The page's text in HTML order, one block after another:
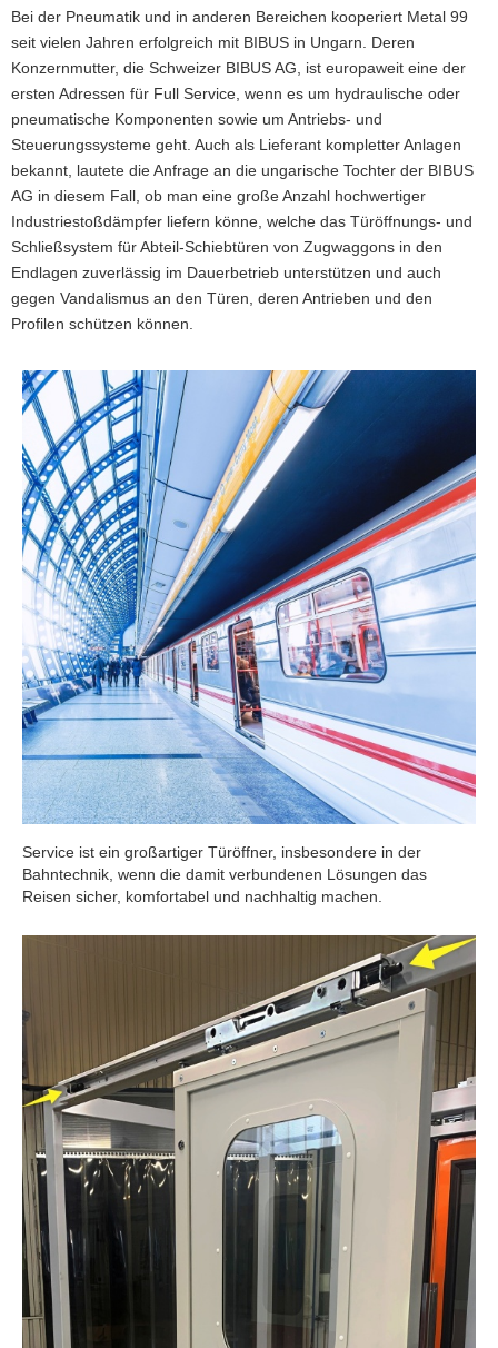
Bei der Pneumatik und in anderen Bereichen kooperiert Metal 99
seit vielen Jahren erfolgreich mit BIBUS in Ungarn. Deren
Konzernmutter, die Schweizer BIBUS AG, ist europaweit eine der
ersten Adressen für Full Service, wenn es um hydraulische oder
pneumatische Komponenten sowie um Antriebs- und
Steuerungssysteme geht. Auch als Lieferant kompletter Anlagen
bekannt, lautete die Anfrage an die ungarische Tochter der BIBUS
AG in diesem Fall, ob man eine große Anzahl hochwertiger
Industriestoßdämpfer liefern könne, welche das Türöffnungs- und
Schließsystem für Abteil-Schiebtüren von Zugwaggons in den
Endlagen zuverlässig im Dauerbetrieb unterstützen und auch
gegen Vandalismus an den Türen, deren Antrieben und den
Profilen schützen können.
Service ist ein großartiger Türöffner, insbesondere in der
Bahntechnik, wenn die damit verbundenen Lösungen das
Reisen sicher, komfortabel und nachhaltig machen.